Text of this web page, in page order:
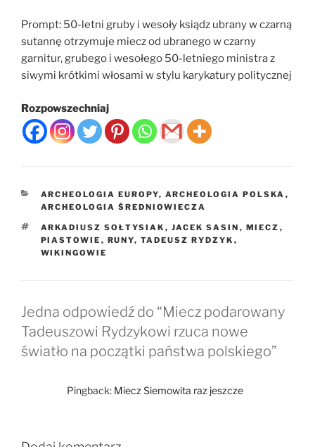
Prompt: 50-letni gruby i wesoły ksiądz ubrany w czarną
sutannę otrzymuje miecz od ubranego w czarny
garnitur, grubego i wesołego 50-letniego ministra z
siwymi krótkimi włosami w stylu karykatury politycznej
Rozpowszechniaj
KATEGORIE
ARCHEOLOGIA EUROPY, ARCHEOLOGIA POLSKA ,
ARCHEOLOGIA ŚREDNIOWIECZA
TAGI
ARKADIUSZ SOŁTYSIAK , JACEK SASIN , MIECZ ,
PIASTOWIE , RUNY, TADEUSZ RYDZYK ,
WIKINGOWIE
Jedna odpowiedź do “Miecz podarowany
Tadeuszowi Rydzykowi rzuca nowe
światło na początki państwa polskiego”
Pingback: Miecz Siemowita raz jeszcze